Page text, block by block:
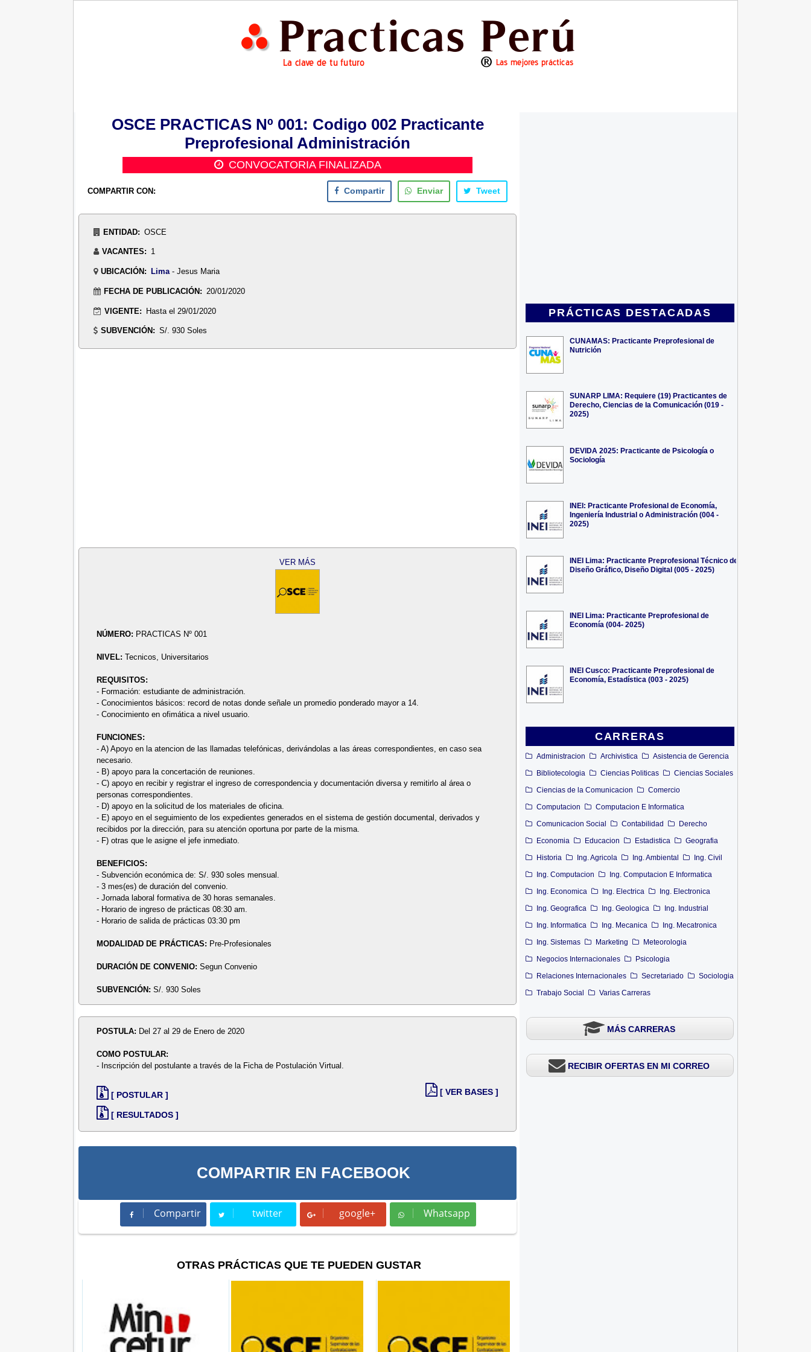
PRÁCTICAS DESTACADAS
CUNAMAS: Practicante Preprofesional de
Nutrición
SUNARP LIMA: Requiere (19) Practicantes de
Derecho, Ciencias de la Comunicación (019 -
2025)
DEVIDA 2025: Practicante de Psicología o
Sociología
INEI: Practicante Profesional de Economía,
Ingeniería Industrial o Administración (004 -
2025)
INEI Lima: Practicante Preprofesional Técnico de
Diseño Gráfico, Diseño Digital (005 - 2025)
INEI Lima: Practicante Preprofesional de
Economía (004- 2025)
INEI Cusco: Practicante Preprofesional de
Economía, Estadística (003 - 2025)
CARRERAS
Administracion Archivistica
Asistencia de Gerencia
Bibliotecologia
Ciencias Politicas
Ciencias Sociales
Ciencias de la Comunicacion
Comercio
Computacion
Computacion E Informatica
Comunicacion Social
Contabilidad
Derecho
Economia
Educacion Estadistica
Geografia
Historia
Ing. Agricola Ing. Ambiental
Ing. Civil
Ing. Computacion
Ing. Computacion E Informatica
Ing. Economica
Ing. Electrica
Ing. Electronica
Ing. Geografica
Ing. Geologica
Ing. Industrial
Ing. Informatica
Ing. Mecanica
Ing. Mecatronica
Ing. Sistemas
Marketing
Meteorologia
Negocios Internacionales
Psicologia
Relaciones Internacionales
Secretariado
Sociologia
Trabajo Social
Varias Carreras
MÁS CARRERAS
RECIBIR OFERTAS EN MI CORREO
OSCE PRACTICAS Nº 001: Codigo 002 Practicante
Preprofesional Administración
CONVOCATORIA FINALIZADA
COMPARTIR CON: Compartir Enviar Tweet
ENTIDAD: OSCE
VACANTES: 1
UBICACIÓN: Lima- Jesus Maria
FECHA DE PUBLICACIÓN: 20/01/2020
VIGENTE: Hasta el 29/01/2020
SUBVENCIÓN: S/. 930 Soles
VER MÁS
NÚMERO: PRACTICAS Nº 001
NIVEL:Tecnicos, Universitarios
REQUISITOS:
- Formación: estudiante de administración.
- Conocimientos básicos: record de notas donde señale un promedio ponderado mayor a 14.
- Conocimiento en ofimática a nivel usuario.
FUNCIONES:
- A) Apoyo en la atencion de las llamadas telefónicas, derivándolas a las áreas correspondientes, en caso sea
necesario.
- B) apoyo para la concertación de reuniones.
- C) apoyo en recibir y registrar el ingreso de correspondencia y documentación diversa y remitirlo al área o
personas correspondientes.
- D) apoyo en la solicitud de los materiales de oficina.
- E) apoyo en el seguimiento de los expedientes generados en el sistema de gestión documental, derivados y
recibidos por la dirección, para su atención oportuna por parte de la misma.
- F) otras que le asigne el jefe inmediato.
BENEFICIOS:
- Subvención económica de: S/. 930 soles mensual.
- 3 mes(es) de duración del convenio.
- Jornada laboral formativa de 30 horas semanales.
- Horario de ingreso de prácticas 08:30 am.
- Horario de salida de prácticas 03:30 pm
MODALIDAD DE PRÁCTICAS: Pre-Profesionales
DURACIÓN DE CONVENIO:Segun Convenio
SUBVENCIÓN:S/. 930 Soles
POSTULA: Del 27 al 29 de Enero de 2020
COMO POSTULAR:
- Inscripción del postulante a través de la Ficha de Postulación Virtual.
[ POSTULAR ]
[ RESULTADOS ]
[ VER BASES ]
COMPARTIR EN FACEBOOK
Compartir
Compartir twitter
Tweet google+ Whatsapp
Whatsapp
OTRAS PRÁCTICAS QUE TE PUEDEN GUSTAR